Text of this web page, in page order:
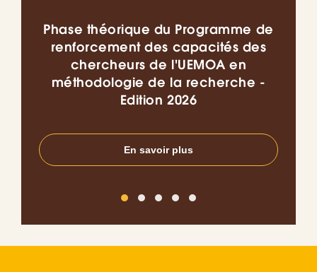
Phase théorique du Programme de
renforcement des capacités des
chercheurs de l'UEMOA en
méthodologie de la recherche -
Edition 2026
En savoir plus